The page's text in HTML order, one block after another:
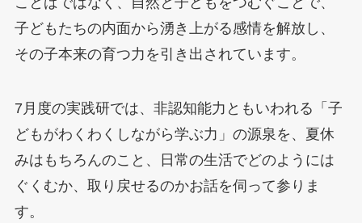
子どもたちの内面から湧き上がる感情を解放し、
その子本来の育つ力を引き出されています。
7月度の実践研では、非認知能力ともいわれる「子
どもがわくわくしながら学ぶ力」の源泉を、夏休
みはもちろんのこと、日常の生活でどのようには
ぐくむか、取り戻せるのかお話を伺って参りま
す。